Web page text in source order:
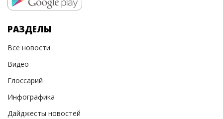
РАЗДЕЛЫ
Все новости
Видео
Глоссарий
Инфографика
Дайджесты новостей